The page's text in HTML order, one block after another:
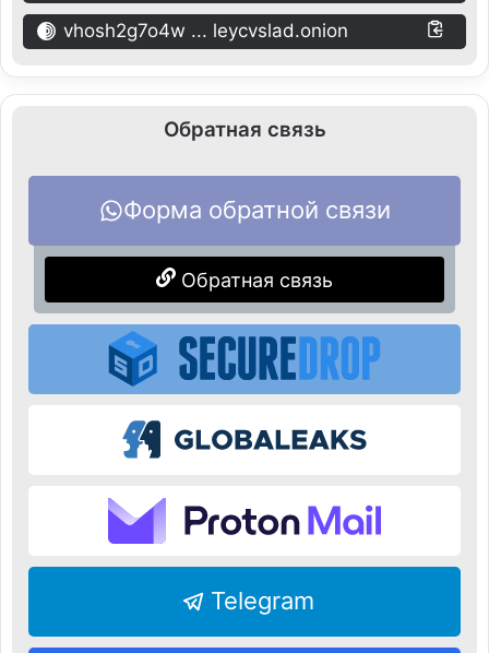
vhosh2g7o4w ... leycvslad.onion
Обратная связь
Форма обратной связи
Обратная связь
Telegram